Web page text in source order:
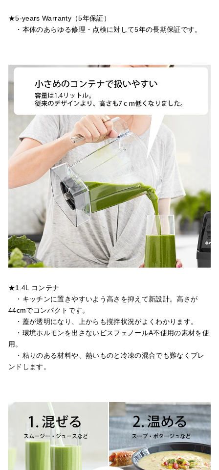
★5-years Warranty（5年保証）
・本体のあらゆる修理・点検に対して5年の長期保証です。
★1.4L コンテナ
・キッチンに置きやすいよう高さを抑えて新設計。高さが
44cmでコンパクトです。
・蓋が透明になり、上からも撹拌状況がよくわかります。
・環境ホルモンを出さないビスフェノールA不使用の素材を使
用。
・粘りのある材料や、熱いものと冷凍の混合でも難なくブレ
ンドします。